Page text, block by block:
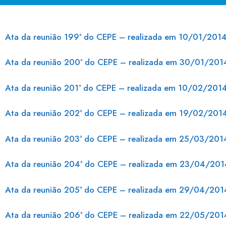
Ata da reunião 199ª do CEPE – realizada em 10/01/2014
Ata da reunião 200ª do CEPE – realizada em 30/01/
Ata da reunião 201ª do CEPE – realizada em 10/02/
Ata da reunião 202ª do CEPE – realizada em 19/02/
Ata da reunião 203ª do CEPE – realizada em 25/03/
Ata da reunião 204ª do CEPE – realizada em 23/04/
Ata da reunião 205ª do CEPE – realizada em 29/04/
Ata da reunião 206ª do CEPE – realizada em 22/05/